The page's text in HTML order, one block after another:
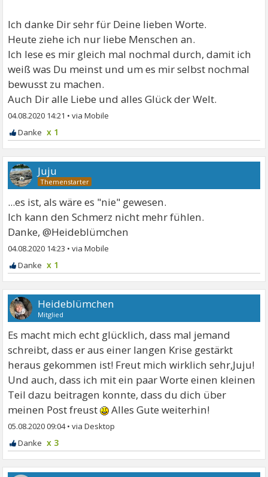
nochmals zu machen! Glückwunsch, das ist mal eine
erfreuliche Entwicklung! Liebe Grüße und alles Gute
weiterhin!
Ich danke Dir sehr für Deine lieben Worte.
Heute ziehe ich nur liebe Menschen an.
Ich lese es mir gleich mal nochmal durch, damit ich
weiß was Du meinst und um es mir selbst nochmal
bewusst zu machen.
Auch Dir alle Liebe und alles Glück der Welt.
04.08.2020 14:21 •
x 1
Juju
...es ist, als wäre es "nie" gewesen.
Ich kann den Schmerz nicht mehr fühlen.
Danke, @Heideblümchen
04.08.2020 14:23 •
x 1
Heideblümchen
Mitglied
Es macht mich echt glücklich, dass mal jemand
schreibt, dass er aus einer langen Krise gestärkt
heraus gekommen ist! Freut mich wirklich sehr,Juju!
Und auch, dass ich mit ein paar Worte einen kleinen
Teil dazu beitragen konnte, dass du dich über
meinen Post freust
Alles Gute weiterhin!
05.08.2020 09:04•
x 3